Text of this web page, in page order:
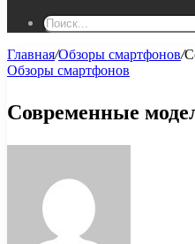
Главная/Обзоры смартфонов/
Обзоры смартфонов
Современные